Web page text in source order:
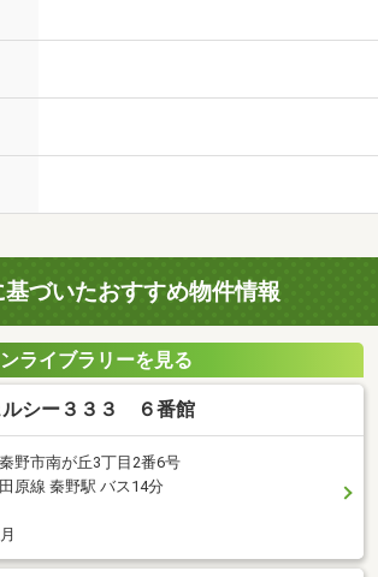
づいたおすすめ物件情報
ライブラリーを見る
ルシー３３３ ６番館
野市南が丘3丁目2番6号
原線 秦野駅 バス14分